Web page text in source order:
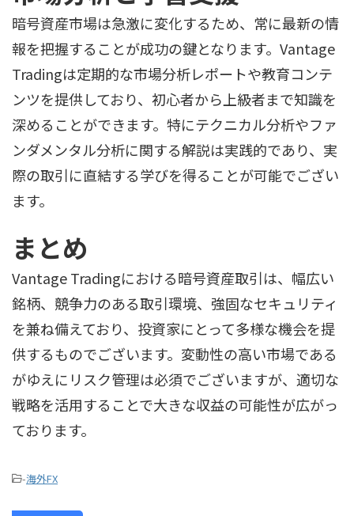
暗号資産市場は急激に変化するため、常に最新の情
報を把握することが成功の鍵となります。Vantage
Tradingは定期的な市場分析レポートや教育コンテ
ンツを提供しており、初心者から上級者まで知識を
深めることができます。特にテクニカル分析やファ
ンダメンタル分析に関する解説は実践的であり、実
際の取引に直結する学びを得ることが可能でござい
ます。
まとめ
Vantage Tradingにおける暗号資産取引は、幅広い
銘柄、競争力のある取引環境、強固なセキュリティ
を兼ね備えており、投資家にとって多様な機会を提
供するものでございます。変動性の高い市場である
がゆえにリスク管理は必須でございますが、適切な
戦略を活用することで大きな収益の可能性が広がっ
ております。
-海外FX